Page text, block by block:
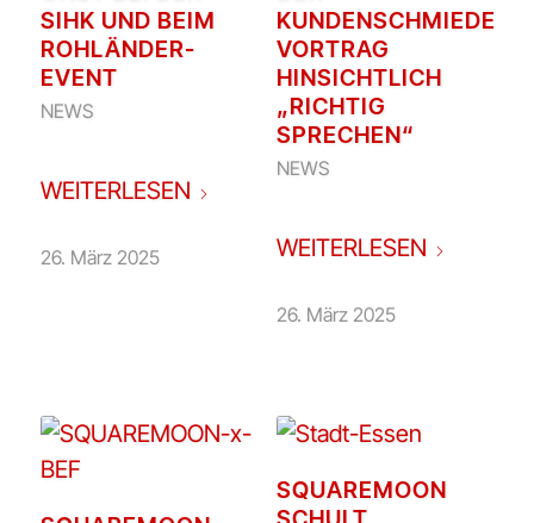
SIHK UND BEIM
ROHLÄNDER-
EVENT
NEWS
WEITERLESEN
26. März 2025
KUNDENSCHMIEDE:
VORTRAG
HINSICHTLICH
„RICHTIG
SPRECHEN“
NEWS
WEITERLESEN
26. März 2025
SQUAREMOON